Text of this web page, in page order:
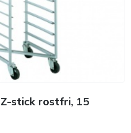
stick rostfri, 15